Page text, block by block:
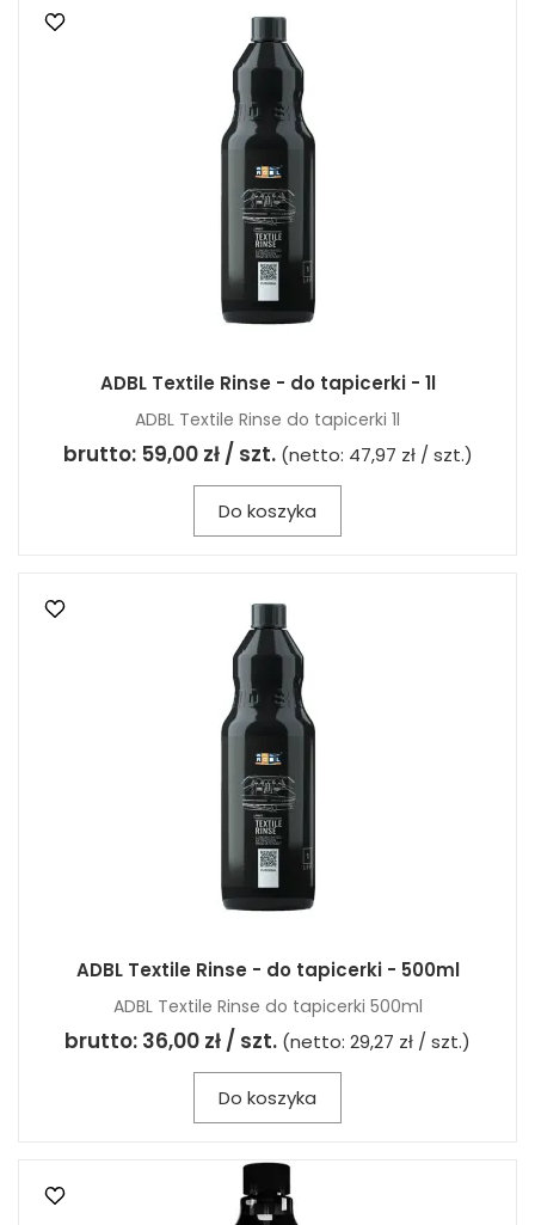
ADBL Textile Rinse - do tapicerki - 1l
ADBL Textile Rinse do tapicerki 1l
brutto: 59,00 zł / szt. (netto: 47,97 zł / szt.)
Do koszyka
ADBL Textile Rinse - do tapicerki - 500ml
ADBL Textile Rinse do tapicerki 500ml
brutto: 36,00 zł / szt. (netto: 29,27 zł / szt.)
Do koszyka